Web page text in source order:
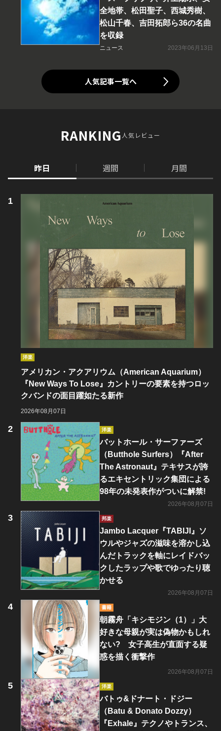
全地帯、松田聖子、西城秀樹、
松山千春、吉田拓郎ら36の名曲
を収録
ニュース 2023年06月13日
人気記事一覧へ
RANKING人気レビュー
昨日 週間 月間
洋楽
アメリカン・アクアリウム（American Aquarium）
『New Ways To Lose』カントリーの要素を持つロッ
クバンドの面目躍如たる新作
2026年08月07日
洋楽
バットホール・サーファーズ
（Butthole Surfers）『After
The Astronaut』テキサスが誇
るエキセントリック集団による
98年の未発表作がついに解禁!
2026年08月07日
邦楽
Jambo Lacquer『TABIJI』ソ
ウルやジャズの滋味を溶かし込
んだトラックを軸にレイドバッ
クしたラップや歌でゆったり聴
かせる
2026年08月07日
書籍
朝霧舟「キシモジン（1）」大
好きな母親が実は偽物かもしれ
ない? 女子高生が直面する疑
惑を描く衝撃作
2026年08月07日
洋楽
バトゥ&ドナート・ドジー
（Batu & Donato Dozzy）
『Exhale』テクノやトランス、